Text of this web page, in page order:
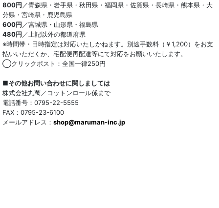
800円／青森県・岩手県・秋田県・福岡県・佐賀県・長崎県・熊本県・大
分県・宮崎県・鹿児島県
600円／宮城県・山形県・福島県
480円／上記以外の都道府県
※時間帯・日時指定は対応いたしかねます。別途手数料（￥1,200）をお支
払いいただくか、宅配便再配達等にて対応をお願いいたします。
◯クリックポスト：全国一律250円
■その他お問い合わせに関しましては
株式会社丸萬／コットンロール係まで
電話番号：0795-22-5555
FAX：0795-23-6100
メールアドレス： shop@maruman-inc.jp